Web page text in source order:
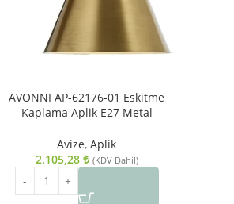
AVONNI AP-62176-01 Eskitme
Kaplama Aplik E27 Metal
Avize, Aplik
2.105,28 ₺ (KDV Dahil)